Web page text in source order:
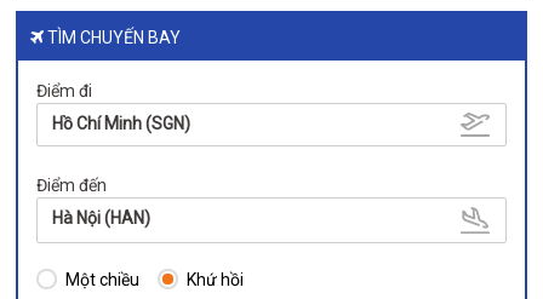
TÌM CHUYẾN BAY
Điểm đi
Hồ Chí Minh (SGN)
Điểm đến
Hà Nội (HAN)
Một chiều Khứ hồi